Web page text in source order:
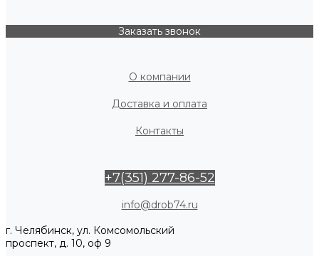
Заказать звонок
О компании
Доставка и оплата
Контакты
+7(351) 277-86-52
info@drob74.ru
г. Челябинск, ул. Комсомольский
проспект, д. 10, оф 9